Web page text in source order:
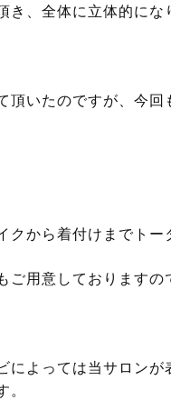
き、全体に立体的にな
いたのですが、今回
クから着付けまでト
用意しておりますの
よっては当サロンが